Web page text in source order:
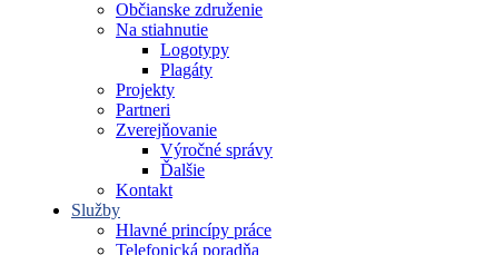
Občianske združenie
Na stiahnutie
Logotypy
Plagáty
Projekty
Partneri
Zverejňovanie
Výročné správy
Ďalšie
Kontakt
Služby
Hlavné princípy práce
Telefonická poradňa